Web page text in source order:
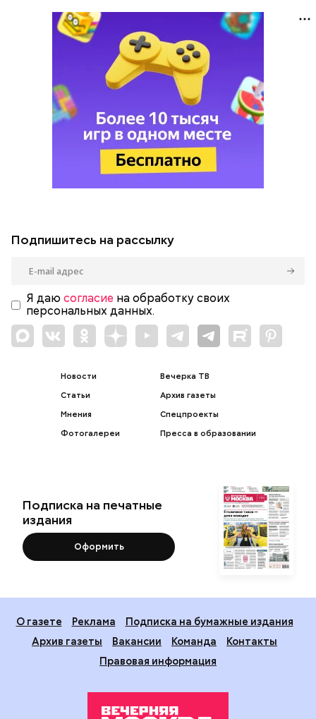
Подпишитесь на рассылку
Я даю согласие на обработку своих
персональных данных.
Новости
Статьи
Мнения
Фотогалереи
Вечерка ТВ
Архив газеты
Спецпроекты
Пресса в образовании
Подписка на печатные
издания
Оформить
О газете Реклама
Подписка на бумажные издания
Архив газеты
Вакансии Команда
Контакты
Правовая информация